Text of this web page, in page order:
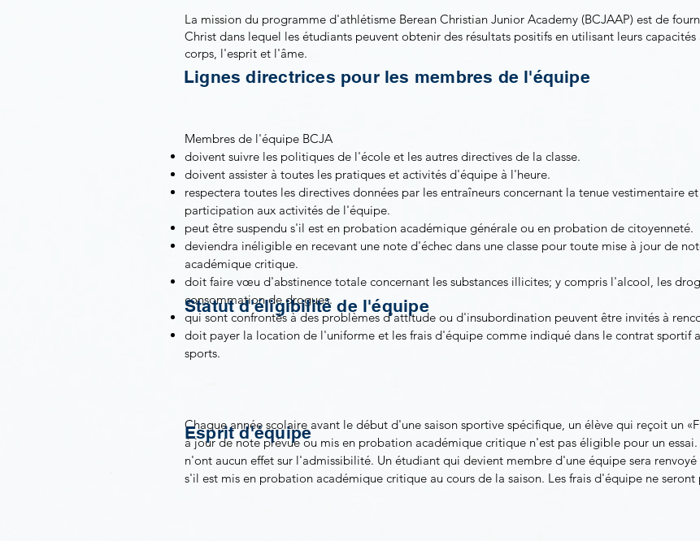
La mission du programme d'athlétisme Berean Christian Junior Academy (BCJAAP) est de
Christ dans lequel les étudiants peuvent obtenir des résultats positifs en utilisant leurs
corps, l'esprit et l'âme.
Membres de l'équipe BCJA
doivent suivre les politiques de l'école et les autres directives de la classe.
doivent assister à toutes les pratiques et activités d'équipe à l'heure.
respectera toutes les directives données par les entraîneurs concernant la tenue vestimentaire
participation aux activités de l'équipe.
peut être suspendu s'il est en probation académique générale ou en probation de citoyenneté.
deviendra inéligible en recevant une note d'échec dans une classe pour toute mise à jour de
académique critique.
doit faire vœu d'abstinence totale concernant les substances illicites; y compris l'alcool, les
consommation de drogues.
qui sont confrontés à des problèmes d'attitude ou d'insubordination peuvent être invités à
doit payer la location de l'uniforme et les frais d'équipe comme indiqué dans le contrat sportif
sports.
Chaque année scolaire avant le début d'une saison sportive spécifique, un élève qui reçoit un
à jour de note prévue ou mis en probation académique critique n'est pas éligible pour un
n'ont aucun effet sur l'admissibilité. Un étudiant qui devient membre d'une équipe sera
s'il est mis en probation académique critique au cours de la saison. Les frais d'équipe ne seront
Lignes directrices pour les membres de l'équipe
Statut d'éligibilité de l'équipe
Esprit d'équipe